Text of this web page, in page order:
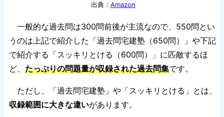
出典： Amazon
一般的な過去問は300問前後が主流なので、550問とい
うのは上記で紹介した「過去問宅建塾（650問）」や下記
で紹介する「スッキリとける（600問）」に匹敵するほ
ど、 たっぷりの問題量が収録された過去問集です。
ただし、「過去問宅建塾」や「スッキリとける」とは、
収録範囲に大きな違いがあります。